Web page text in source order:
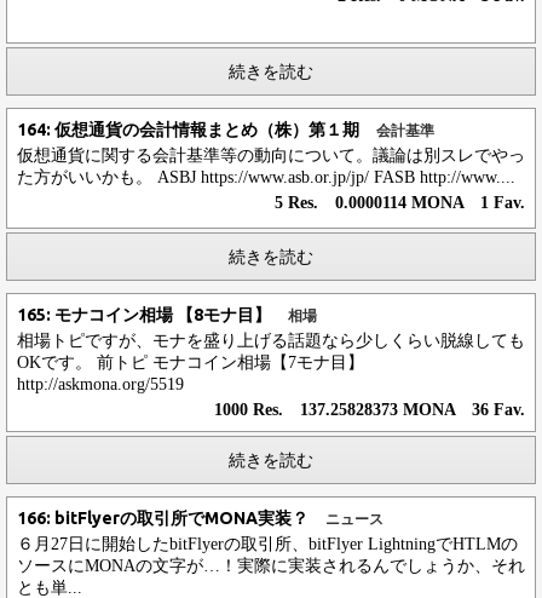
続きを読む
164: 仮想通貨の会計情報まとめ（株）第１期 会計基準
仮想通貨に関する会計基準等の動向について。議論は別スレでやっ
た方がいいかも。 ASBJ https://www.asb.or.jp/jp/ FASB http://www....
5 Res. 0.0000114 MONA 1 Fav.
続きを読む
165: モナコイン相場 【8モナ目】 相場
相場トピですが、モナを盛り上げる話題なら少しくらい脱線しても
OKです。 前トピ モナコイン相場【7モナ目】
http://askmona.org/5519
1000 Res. 137.25828373 MONA 36 Fav.
続きを読む
166: bitFlyerの取引所でMONA実装？ ニュース
６月27日に開始したbitFlyerの取引所、bitFlyer LightningでHTLMの
ソースにMONAの文字が…！実際に実装されるんでしょうか、それ
とも単...